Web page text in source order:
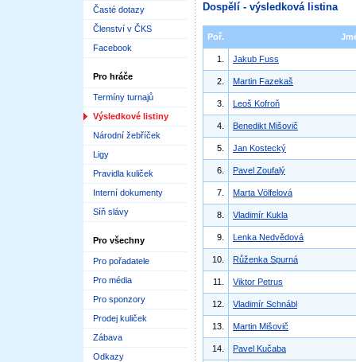
Časté dotazy
Členství v ČKS
Facebook
Pro hráče
Termíny turnajů
Výsledkové listiny
Národní žebříček
Ligy
Pravidla kuliček
Interní dokumenty
Síň slávy
Pro všechny
Pro pořadatele
Pro média
Pro sponzory
Prodej kuliček
Zábava
Odkazy
Dospělí - výsledková listina
Poř.
1. Jakub Fuss
2. Martin Fazekaš
3. Leoš Kofroň
4. Benedikt Mišovič
5. Jan Kostecký
6. Pavel Zoufalý
7. Marta Völfelová
8. Vladimír Kukla
9. Lenka Nedvědová
10. Růženka Spurná
11. Viktor Petrus
12. Vladimír Schnábl
13. Martin Mišovič
14. Pavel Kučaba